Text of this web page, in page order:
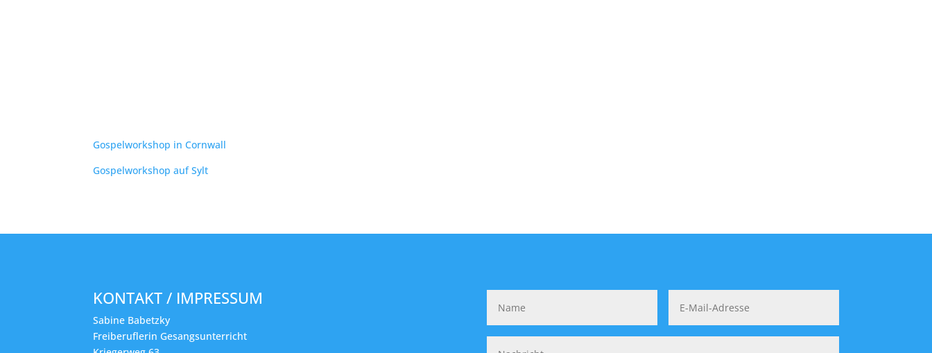
Gospelworkshop in Cornwall
Gospelworkshop auf Sylt
KONTAKT / IMPRESSUM
Sabine Babetzky
Freiberuflerin Gesangsunterricht